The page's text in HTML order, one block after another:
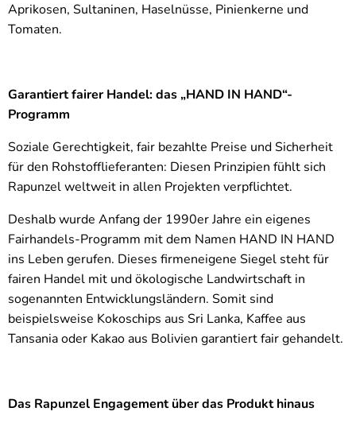
Aprikosen, Sultaninen, Haselnüsse, Pinienkerne und
Tomaten.
Garantiert fairer Handel: das „HAND IN HAND“-
Programm
Soziale Gerechtigkeit, fair bezahlte Preise und Sicherheit
für den Rohstofflieferanten: Diesen Prinzipien fühlt sich
Rapunzel weltweit in allen Projekten verpflichtet.
Deshalb wurde Anfang der 1990er Jahre ein eigenes
Fairhandels-Programm mit dem Namen HAND IN HAND
ins Leben gerufen. Dieses firmeneigene Siegel steht für
fairen Handel mit und ökologische Landwirtschaft in
sogenannten Entwicklungsländern. Somit sind
beispielsweise Kokoschips aus Sri Lanka, Kaffee aus
Tansania oder Kakao aus Bolivien garantiert fair gehandelt.
Das Rapunzel Engagement über das Produkt hinaus